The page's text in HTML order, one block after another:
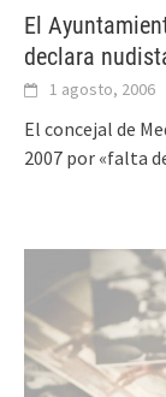
El
declara
1 agosto, 2006
El concejal de
2007 por «falta